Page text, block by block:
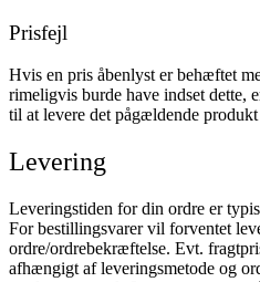
Prisfejl
Hvis en pris åbenlyst er behæftet
rimeligvis burde have indset dette,
til at levere det pågældende
Levering
Leveringstiden for din ordre er
For bestillingsvarer vil forventet
ordre/ordrebekræftelse. Evt.
afhængigt af leveringsmetode og